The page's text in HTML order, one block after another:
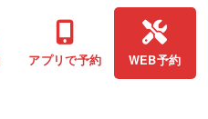
アプリで予約 WEB予約